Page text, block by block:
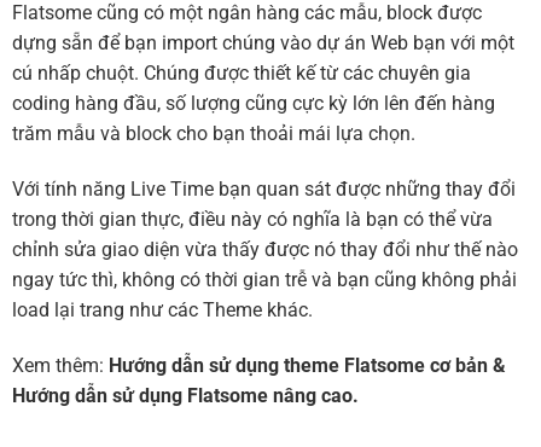
Flatsome cũng có một ngân hàng các mẫu, block được
dựng sẵn để bạn import chúng vào dự án Web bạn với một
cú nhấp chuột. Chúng được thiết kế từ các chuyên gia
coding hàng đầu, số lượng cũng cực kỳ lớn lên đến hàng
trăm mẫu và block cho bạn thoải mái lựa chọn.
Với tính năng Live Time bạn quan sát được những thay đổi
trong thời gian thực, điều này có nghĩa là bạn có thể vừa
chỉnh sửa giao diện vừa thấy được nó thay đổi như thế nào
ngay tức thì, không có thời gian trễ và bạn cũng không phải
load lại trang như các Theme khác.
Xem thêm: Hướng dẫn sử dụng theme Flatsome cơ bản &
Hướng dẫn sử dụng Flatsome nâng cao.